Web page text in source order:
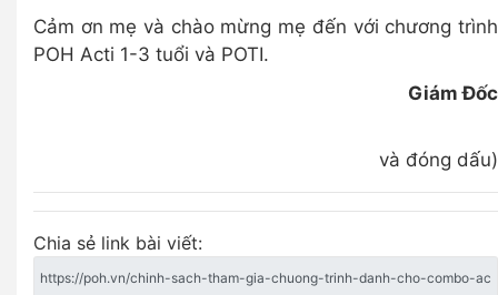
Cảm ơn mẹ và chào mừng mẹ đến với chương trình
POH Acti 1-3 tuổi và POTI.
Giám Đốc
và đóng dấu)
Chia sẻ link bài viết: